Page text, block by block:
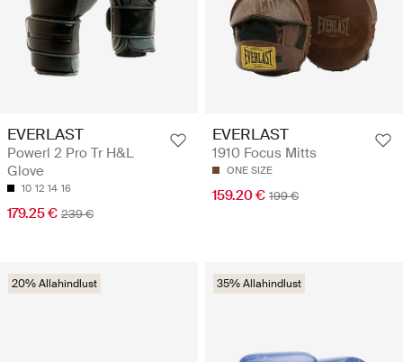
EVERLAST
Powerl 2 Pro Tr H&L
Glove
10 12 14 16
179.25 € 239 €
EVERLAST
1910 Focus Mitts
ONE SIZE
159.20 € 199 €
20% Allahindlust 35% Allahindlust